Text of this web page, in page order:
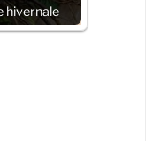
hivernale